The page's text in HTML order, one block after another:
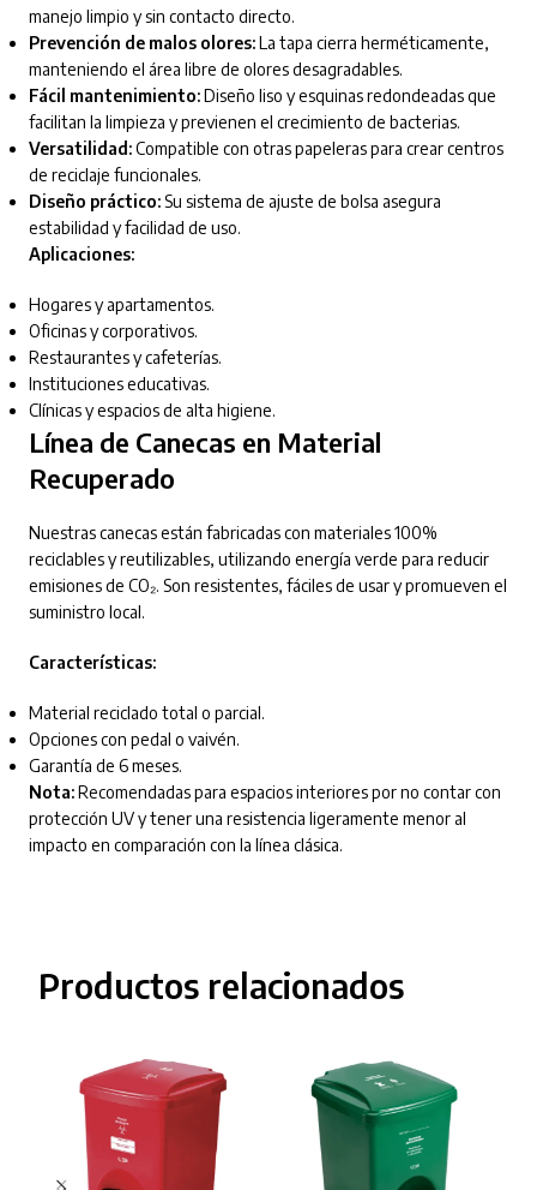
manejo limpio y sin contacto directo.
Prevención de malos olores:La tapa cierra herméticamente,
manteniendo el área libre de olores desagradables.
Fácil mantenimiento:Diseño liso y esquinas redondeadas que
facilitan la limpieza y previenen el crecimiento de bacterias.
Versatilidad:Compatible con otras papeleras para crear centros
de reciclaje funcionales.
Diseño práctico:Su sistema de ajuste de bolsa asegura
estabilidad y facilidad de uso.
Aplicaciones:
Hogares y apartamentos.
Oficinas y corporativos.
Restaurantes y cafeterías.
Instituciones educativas.
Clínicas y espacios de alta higiene.
Línea de Canecas en Material
Recuperado
Nuestras canecas están fabricadas con materiales 100%
reciclables y reutilizables, utilizando energía verde para reducir
emisiones de CO₂. Son resistentes, fáciles de usar y promueven el
suministro local.
Características:
Material reciclado total o parcial.
Opciones con pedal o vaivén.
Garantía de 6 meses.
Nota:Recomendadas para espacios interiores por no contar con
protección UV y tener una resistencia ligeramente menor al
impacto en comparación con la línea clásica.
Productos relacionados